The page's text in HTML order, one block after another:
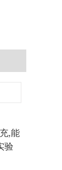
,能
验